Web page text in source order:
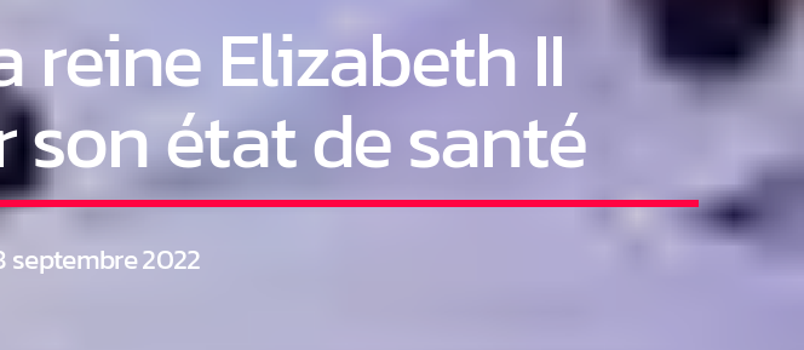
reine Elizabeth II
état de santé
septembre 2022